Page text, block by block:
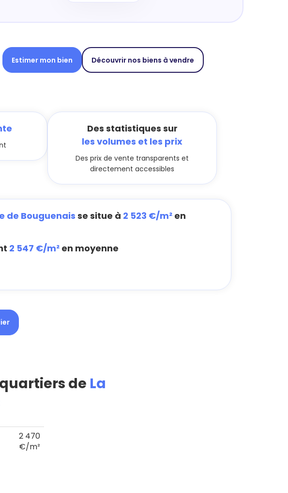
Estimer mon bien Découvrir nos biens à vendre
Des statistiques sur
les volumes et les prix
Des prix de vente transparents et
directement accessibles
de Bouguenais se situe à 2 523 €/m² en
2 547 €/m² en moyenne
de La
2 470
€/m²